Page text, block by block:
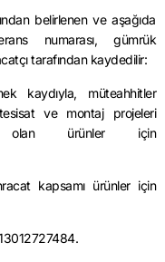
belirlenen ve aşağıda
numarası, gümrük
tarafından kaydedilir:
kaydıyla, müteahhitler
ve montaj projeleri
olan ürünler için
kapsamı ürünler için